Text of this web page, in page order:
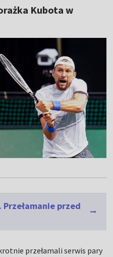
Kubota w
przed
przełamali serwis pary